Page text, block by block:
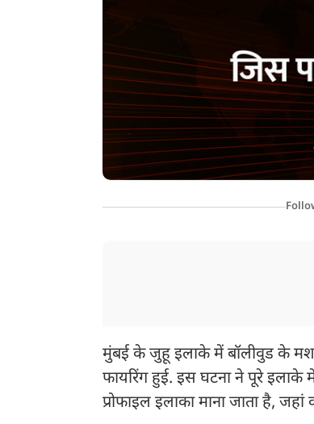
मुंबई के जुहू इलाके में बॉलीवुड के
फायरिंग हुई. इस घटना ने पूरे
प्रोफाइल इलाका माना जाता है,